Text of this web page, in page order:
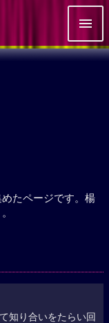
たページです。楊
知り合いをたらい回